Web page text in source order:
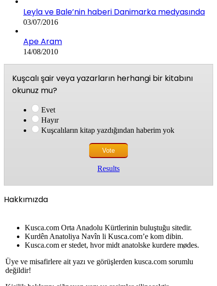
Leyla ve Bale’nin haberi Danimarka medyasında
03/07/2016
Ape Aram
14/08/2010
Kuşcalı şair veya yazarların herhangi bir kitabını
okunuz mu?
Evet
Hayır
Kuşcalıların kitap yazdığından haberim yok
Results
Hakkımızda
Kusca.com Orta Anadolu Kürtlerinin buluştuğu sitedir.
Kurdên Anatoliya Navîn li Kusca.com’e kom dibin.
Kusca.com er stedet, hvor midt anatolske kurdere mødes.
Üye ve misafirlere ait yazı ve görüşlerden kusca.com sorumlu
değildir!